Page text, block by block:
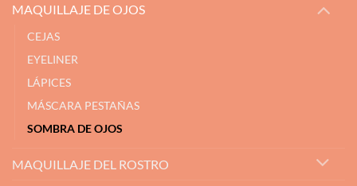
MAQUILLAJE DE OJOS
CEJAS
EYELINER
LÁPICES
MÁSCARA PESTAÑAS
SOMBRA DE OJOS
MAQUILLAJE DEL ROSTRO